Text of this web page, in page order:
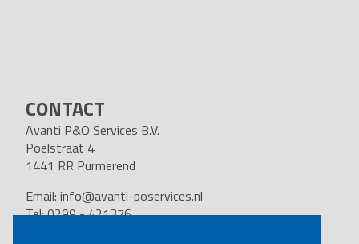
CONTACT
Avanti P&O Services B.V.
Poelstraat 4
1441 RR Purmerend
Email: info@avanti-poservices.nl
Tel: 0299 - 421376